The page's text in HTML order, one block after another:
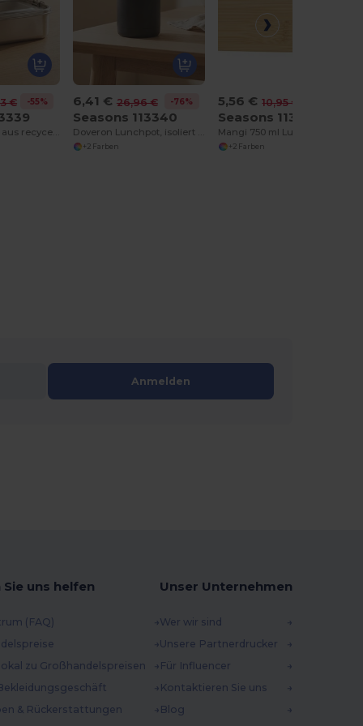
€ -55% 6,41 € 26,96 € -76%
Seasons 113340
+2 Farben
5,56 € 10,95 €
Seasons 113361
Mangi 750 ml Lunchbox
+2 Farben
Anmelden
Sie uns helfen
(FAQ)
zu Großhandelspreisen
& Rückerstattungen
Unser Unternehmen
Wer wir sind
Unsere Partnerdrucker
Für Influencer
Kontaktieren Sie uns
Blog